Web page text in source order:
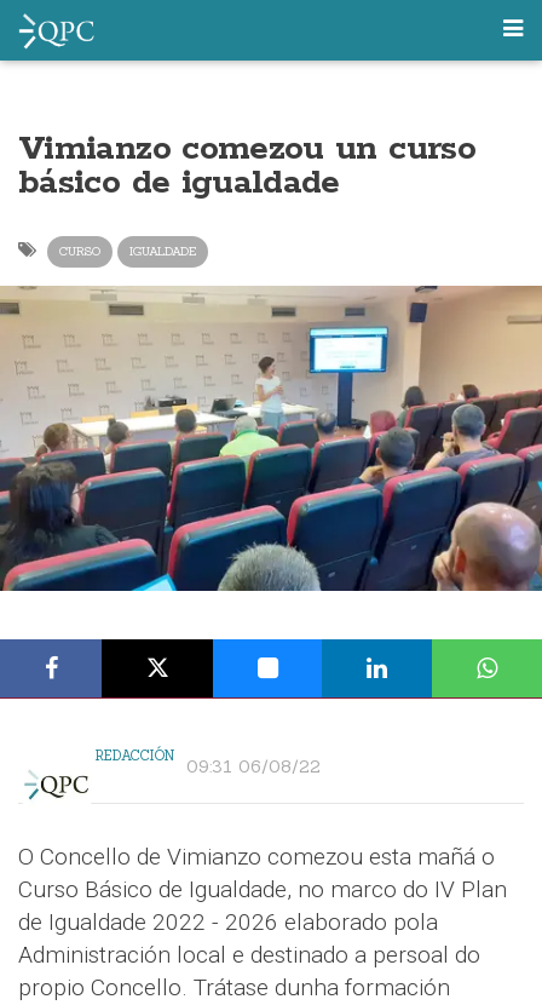
Vimianzo comezou un curso
básico de igualdade
CURSO IGUALDADE
REDACCIÓN 09:31 06/08/22
O Concello de Vimianzo comezou esta mañá o
Curso Básico de Igualdade, no marco do IV Plan
de Igualdade 2022 - 2026 elaborado pola
Administración local e destinado a persoal do
propio Concello. Trátase dunha formación